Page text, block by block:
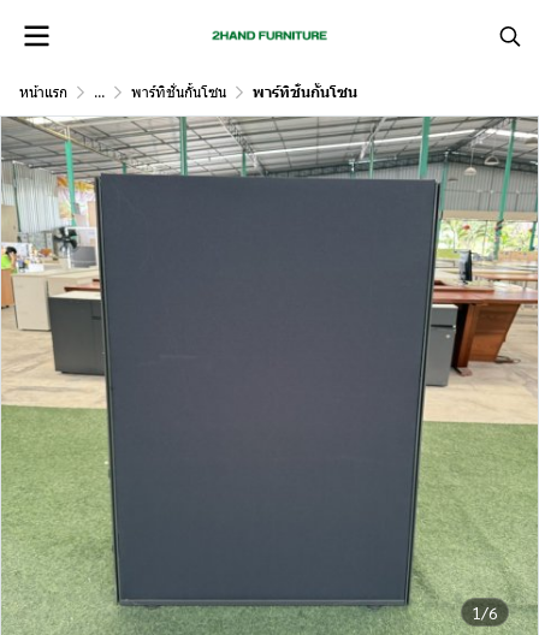
หน้าแรก ... พาร์ทิชั่นกั้นโซน พาร์ทิชั่นกั้นโซน
1/6